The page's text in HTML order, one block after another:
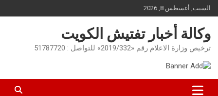
Skip
to
content
السبت, أغسطس 8, 2026
وكالة أخبار تفتيش الكويت
ترخيص وزارة الاعلام رقم «2019/332» للتواصل : 51787720